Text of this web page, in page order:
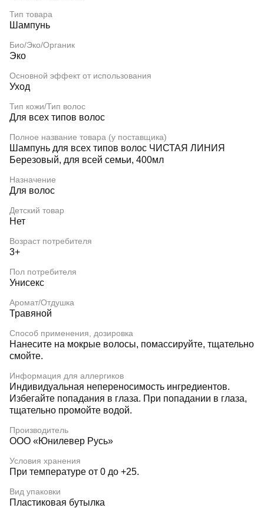
Тип товара
Шампунь
Био/Эко/Органик
Эко
Основной эффект от использования
Уход
Тип кожи/Тип волос
Для всех типов волос
Полное название товара (у поставщика)
Шампунь для всех типов волос ЧИСТАЯ ЛИНИЯ
Березовый, для всей семьи, 400мл
Назначение
Для волос
Детский товар
Нет
Возраст потребителя
3+
Пол потребителя
Унисекс
Аромат/Отдушка
Травяной
Способ применения, дозировка
Нанесите на мокрые волосы, помассируйте, тщательно
смойте.
Информация для аллергиков
Индивидуальная непереносимость ингредиентов.
Избегайте попадания в глаза. При попадании в глаза,
тщательно промойте водой.
Производитель
ООО «Юнилевер Русь»
Условия хранения
При температуре от 0 до +25.
Вид упаковки
Пластиковая бутылка